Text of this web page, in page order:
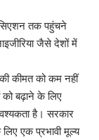
तक पहुंचने
जैसे देशों में
कीमत को कम नहीं
बढ़ाने के लिए
है। सरकार
एक प्रभावी मूल्य